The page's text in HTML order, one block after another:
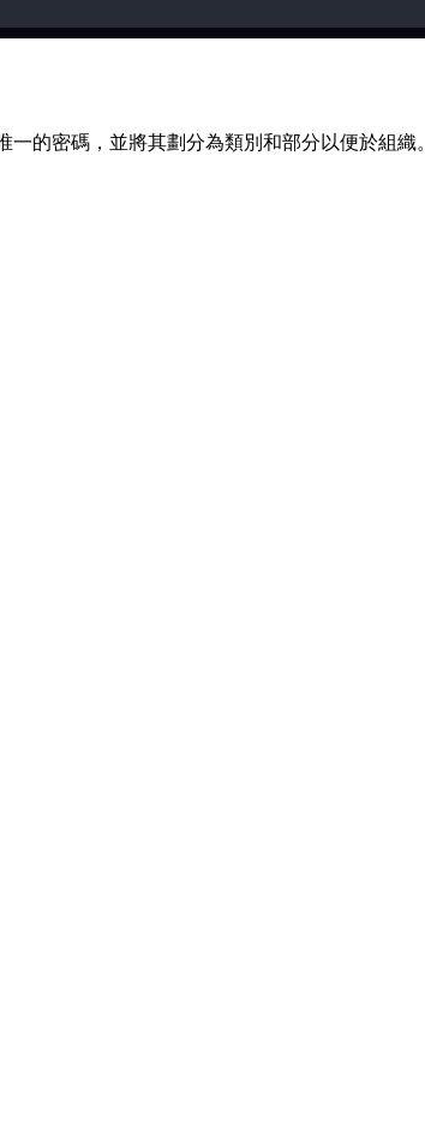
的密碼，並將其劃分為類別和部分以便於組織。